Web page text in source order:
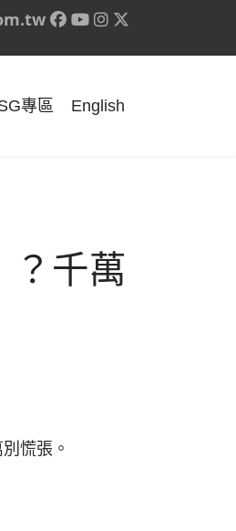
專區 English
？千萬
慌張。